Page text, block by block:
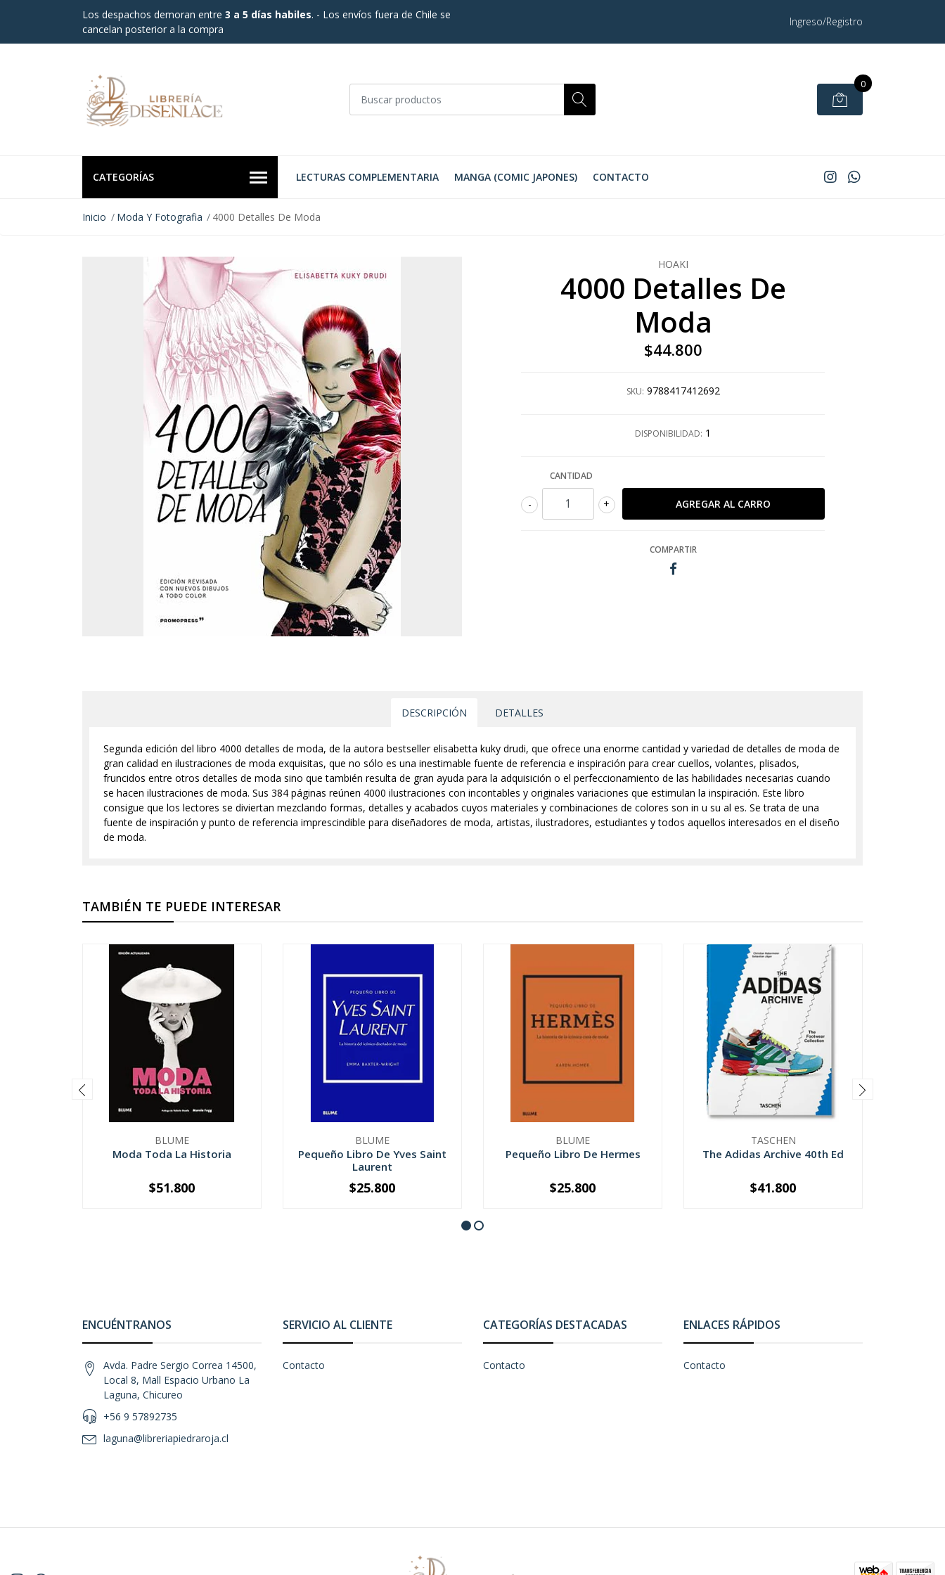
Los despachos demoran entre 3 a 5 días habiles. - Los envíos fuera de Chile se
cancelan posterior a la compra
Ingreso/Registro
0
CATEGORÍAS LECTURAS COMPLEMENTARIA MANGA (COMIC JAPONES) CONTACTO
Inicio Moda Y Fotografia 4000 Detalles De Moda
HOAKI
4000 Detalles De
Moda
$44.800
SKU: 9788417412692
DISPONIBILIDAD: 1
CANTIDAD
+
-
COMPARTIR
DESCRIPCIÓN DETALLES
Segunda edición del libro 4000 detalles de moda, de la autora bestseller elisabetta kuky drudi, que ofrece una enorme cantidad y variedad de detalles de moda de
gran calidad en ilustraciones de moda exquisitas, que no sólo es una inestimable fuente de referencia e inspiración para crear cuellos, volantes, plisados,
fruncidos entre otros detalles de moda sino que también resulta de gran ayuda para la adquisición o el perfeccionamiento de las habilidades necesarias cuando
se hacen ilustraciones de moda. Sus 384 páginas reúnen 4000 ilustraciones con incontables y originales variaciones que estimulan la inspiración. Este libro
consigue que los lectores se diviertan mezclando formas, detalles y acabados cuyos materiales y combinaciones de colores son in u su al es. Se trata de una
fuente de inspiración y punto de referencia imprescindible para diseñadores de moda, artistas, ilustradores, estudiantes y todos aquellos interesados en el diseño
de moda.
TAMBIÉN TE PUEDE INTERESAR
BLUME
Moda Toda La Historia
+
$51.800
BLUME
Pequeño Libro De Yves Saint
Laurent
+
$25.800
BLUME
Pequeño Libro De Hermes
+
$25.800
TASCHEN
The Adidas Archive 40th Ed
+
$41.800
ENCUÉNTRANOS
Avda. Padre Sergio Correa 14500,
Local 8, Mall Espacio Urbano La
Laguna, Chicureo
+56 9 57892735
laguna@libreriapiedraroja.cl
SERVICIO AL CLIENTE
Contacto
CATEGORÍAS DESTACADAS
Contacto
ENLACES RÁPIDOS
Contacto